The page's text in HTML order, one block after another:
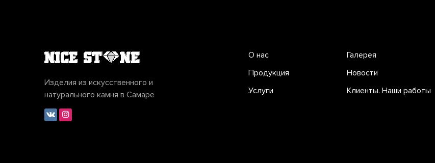
Изделия из искусственного и
натурального камня в Самаре
О нас
Продукция
Услуги
Галерея
Новости
Клиенты. Наши работы